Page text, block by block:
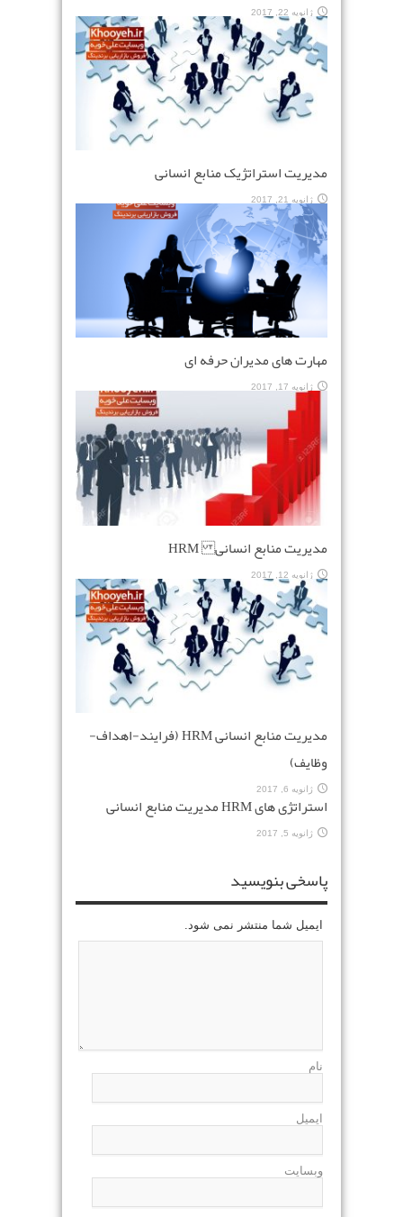
ژانویه 22, 2017
مدیریت استراتژیک منابع انسانی
ژانویه 21, 2017
مهارت های مدیران حرفه ای
ژانویه 17, 2017
مدیریت منابع انسانی HRM
ژانویه 12, 2017
مدیریت منابع انسانی HRM (فرایند-اهداف-
وظایف)
ژانویه 6, 2017
استراتژی های HRM مدیریت منابع انسانی
ژانویه 5, 2017
پاسخی بنویسید
ایمیل شما منتشر نمی شود.
نام
ایمیل
وبسایت